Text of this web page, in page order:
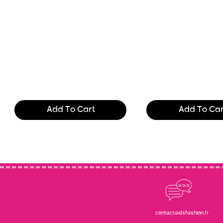
Add To Cart Add To
contact@dsfashion.fr